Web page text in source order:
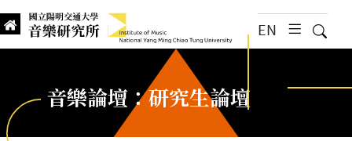
國立陽明交通大學 音樂研究所 Institute of Music, National
EN
漢堡選
音樂論壇：研究生論壇